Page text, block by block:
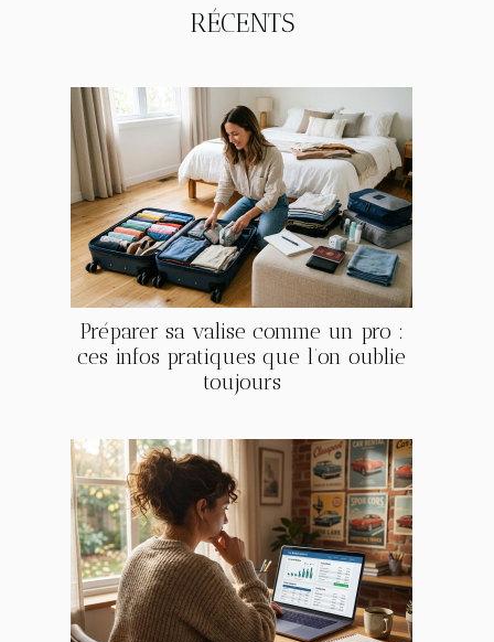
RÉCENTS
Préparer sa valise comme un pro :
ces infos pratiques que l’on oublie
toujours